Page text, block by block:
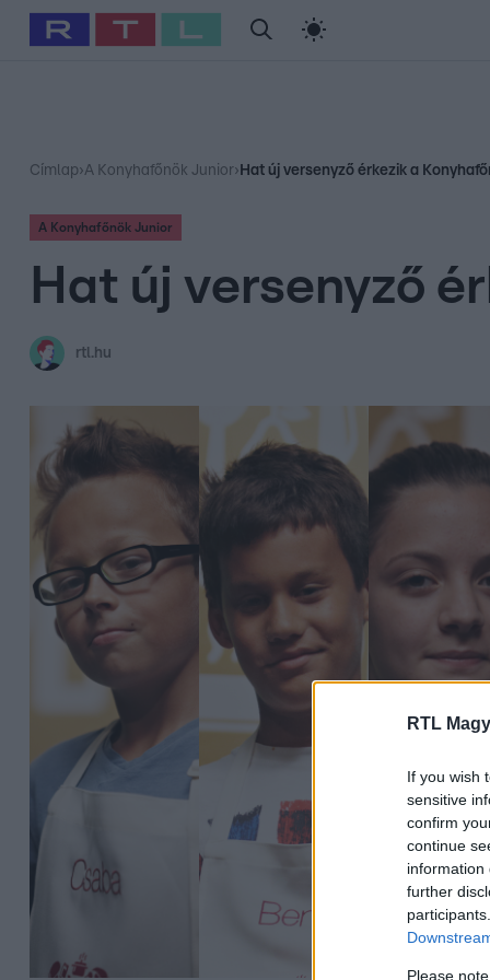
RTL
If you wish
sensitive
confirm
continue
information
further
Please
Babits Marcella Szellő István Most Wanted
Címlap›A Konyhafőnök Junior› Hat új versenyző érkezik a
A Konyhafőnök Junior
Hat új versenyző
rtl.hu